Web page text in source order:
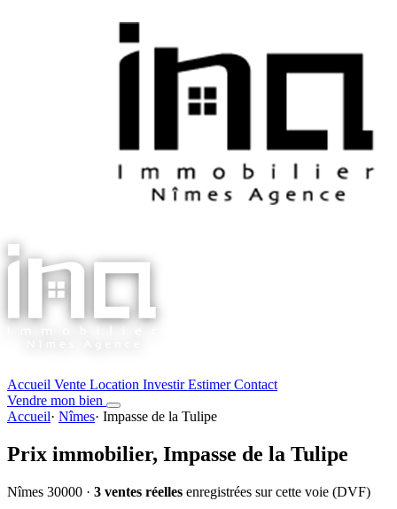
Accueil Vente Location InvestirEstimerContact
Vendre mon bien
Accueil· Nîmes· Impasse de la Tulipe
Prix immobilier, Impasse de la Tulipe
Nîmes 30000 · 3 ventes réelles enregistrées sur cette voie (DVF)